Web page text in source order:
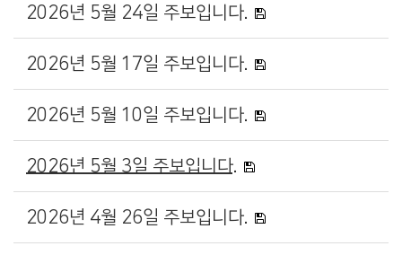
2026년 5월 24일 주보입니다.
2026년 5월 17일 주보입니다.
2026년 5월 10일 주보입니다.
2026년 5월 3일 주보입니다.
2026년 4월 26일 주보입니다.